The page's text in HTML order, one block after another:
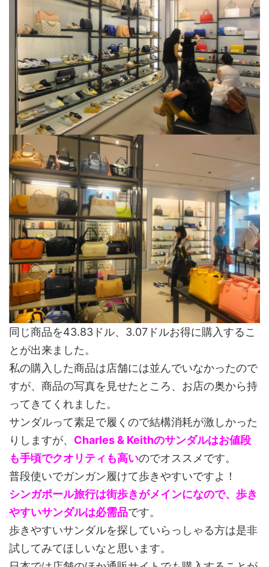
同じ商品を43.83ドル、3.07ドルお得に購入するこ
とが出来ました。
私の購入した商品は店舗には並んでいなかったので
すが、商品の写真を見せたところ、お店の奥から持
ってきてくれました。
サンダルって素足で履くので結構消耗が激しかった
りしますが、 Charles & Keithのサンダルはお値段
も手頃でクオリティも高いのでオススメです。
普段使いでガンガン履けて歩きやすいですよ！
シンガポール旅行は街歩きがメインになので、歩き
やすいサンダルは必需品です。
歩きやすいサンダルを探していらっしゃる方は是非
試してみてほしいなと思います。